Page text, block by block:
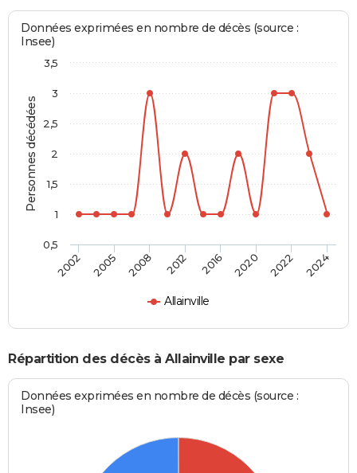
Personnes décédées
Données exprimées en nombre de décès (source :
Insee)
Allainville
2002 2005 2008 2012 2016 2020 2022 2024
0,5
1
1,5
2
2,5
3
3,5
Répartition des décès à Allainville par sexe
Données exprimées en nombre de décès (source :
Insee)